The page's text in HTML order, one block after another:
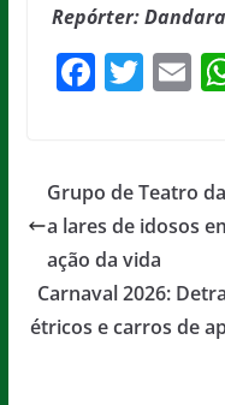
Repórter:
F
e
b
o
o
k
T
er
E
l
Grupo de Teatro
a lares de idosos
ação da vida
Carnaval 2026:
étricos e carros de